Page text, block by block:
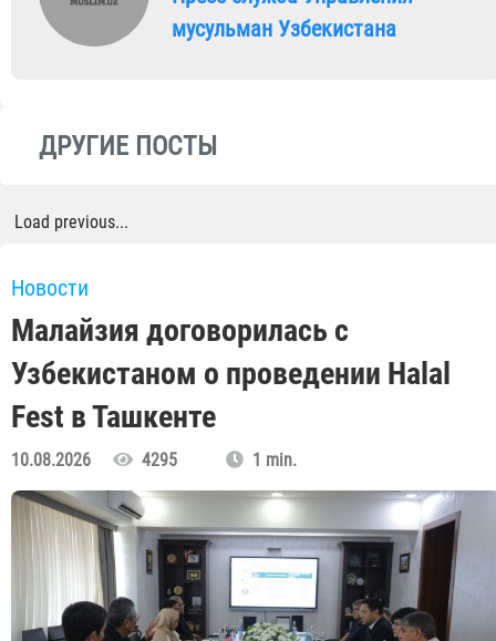
мусульман Узбекистана
ДРУГИЕ ПОСТЫ
Load previous...
Новости
Малайзия договорилась с
Узбекистаном о проведении Halal
Fest в Ташкенте
10.08.2026 4295 1 min.